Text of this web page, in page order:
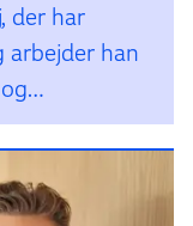
der har
arbejder han